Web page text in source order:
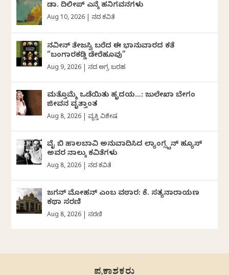
ಡಾ. ದಿಲೀಪ್ ಎನ್ಕೆ ಹನಿಗವನಗಳು
Aug 10, 2026 ದಿನದ ಕವಿತೆ
ನವೀನ್‌ ತೇಜಸ್ವಿ ಬರೆದ ಈ ಭಾನುವಾರದ ಕತೆ
“ಬಂಗಾರಕಡ್ಡಿ ಡೇರೆಹೂವು”
Aug 9, 2026 ದಿನದ ಅಗ್ರ ಬರಹ
ಮತ್ತೊಮ್ಮೆ ಒಡೆಯಿತು ಹೃದಯ…: ಜುಲೇಖಾ ಬೇಗಂ
ಜೀವನ ವೃತ್ತಾಂತ
Aug 8, 2026 ವ್ಯಕ್ತಿ ವಿಶೇಷ
ವೈ ಬಿ ಹಾಲಬಾವಿ ಅನುವಾದಿಸಿದ ಲ್ಯಾಂಗ್ಸ್ಟನ್ ಹ್ಯೂಸ್
ಅವರ ನಾಲ್ಕು ಕವಿತೆಗಳು
Aug 8, 2026 ದಿನದ ಕವಿತೆ
ಜಗನ್‌ ಮೋಹನ್‌ ಎಂಬ ವಠಾರ: ಕೆ. ಸತ್ಯನಾರಾಯಣ
ಕಥಾ ಸರಣಿ
Aug 8, 2026 ಸರಣಿ